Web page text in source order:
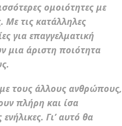
ομοιότητες με
τις κατάλληλες
για επαγγελματική
μια άριστη ποιότητα
τους άλλους ανθρώπους,
πλήρη και ίσα
Γι’ αυτό θα